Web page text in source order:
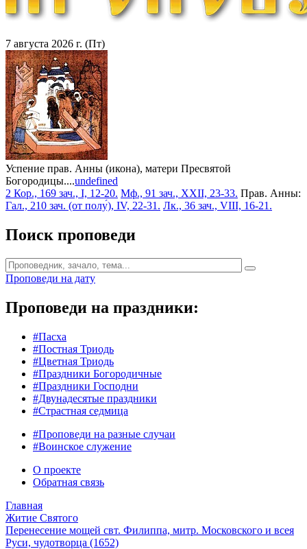
7 августа 2026 г. (Пт)
Успение прав. Анны (икона), матери Пресвятой
Богородицы....undefined
2 Кор., 169 зач., I, 12-20. Мф., 91 зач., XXII, 23-33. Прав. Анны:
Гал., 210 зач. (от полу́), IV, 22-31. Лк., 36 зач., VIII, 16-21.
Поиск проповеди
Проповеди на дату
Проповеди на праздники:
#Пасха
#Постная Триодь
#Цветная Триодь
#Праздники Богородичные
#Праздники Господни
#Двунадесятые праздники
#Страстная седмица
#Проповеди на разные случаи
#Воинское служение
О проекте
Обратная связь
Главная
Житие Святого
Перенесение мощей свт. Филиппа, митр. Московского и всея
Руси, чудотворца (1652)